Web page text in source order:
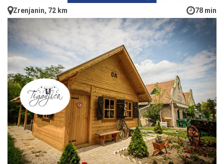
Zrenjanin, 72 km 78 min